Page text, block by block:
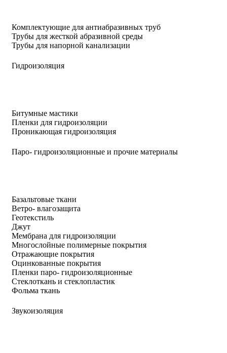
Комплектующие для антиабразивных труб
Трубы для жесткой абразивной среды
Трубы для напорной канализации
Гидроизоляция
Битумные мастики
Пленки для гидроизоляции
Проникающая гидроизоляция
Паро- гидроизоляционные и прочие материалы
Базальтовые ткани
Ветро- влагозащита
Геотекстиль
Джут
Мембрана для гидроизоляции
Многослойные полимерные покрытия
Отражающие покрытия
Оцинкованные покрытия
Пленки паро- гидроизоляционные
Стеклоткань и стеклопластик
Фольма ткань
Звукоизоляция